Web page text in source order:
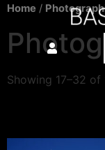
Home /
Showing 17–32 of